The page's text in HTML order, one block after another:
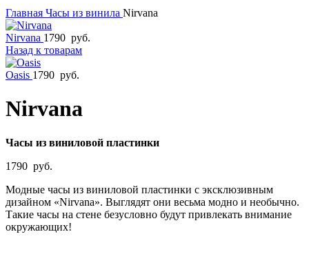
Главная Часы из винила Nirvana
Nirvana 1790 руб.
Назад к товарам
Oasis 1790 руб.
Nirvana
Часы из виниловой пластинки
1790 руб.
Модные часы из виниловой пластинки с эксклюзивным
дизайном «Nirvana». Выглядят они весьма модно и необычно.
Такие часы на стене безусловно будут привлекать внимание
окружающих!